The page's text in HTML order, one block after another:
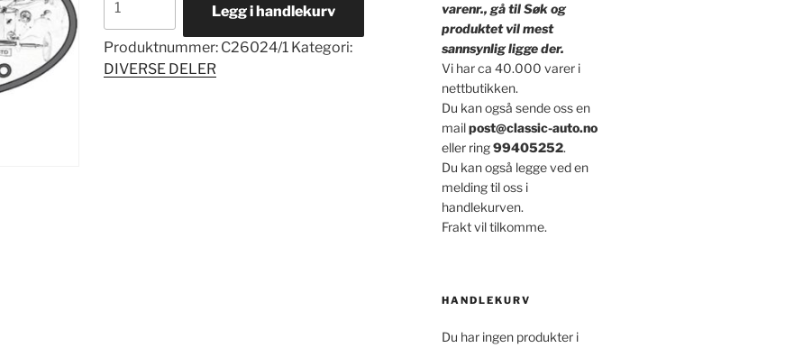
SERVO
antall
Legg i handlekurv
Produktnummer: C26024/1 Kategori:
DIVERSE DELER
varenr., gå til Søk og
produktet vil mest
sannsynlig ligge der.
Vi har ca 40.000 varer i
nettbutikken.
Du kan også sende oss en
mailpost@classic-auto.no
eller ring99405252.
Du kan også legge ved en
melding til oss i
handlekurven.
Frakt vil tilkomme.
HANDLEKURV
Du har ingen produkter i